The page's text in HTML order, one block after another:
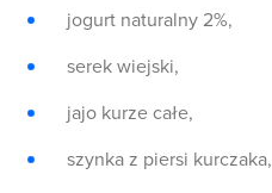
jogurt naturalny 2%,
serek wiejski,
jajo kurze całe,
szynka z piersi kurczaka,